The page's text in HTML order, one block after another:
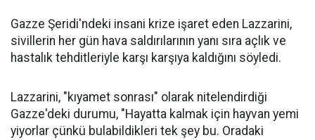
Gazze Şeridi'ndeki insani krize işaret eden Lazzarini,
sivillerin her gün hava saldırılarının yanı sıra açlık ve
hastalık tehditleriyle karşı karşıya kaldığını söyledi.
Lazzarini, "kıyamet sonrası" olarak nitelendirdiği
Gazze'deki durumu, "Hayatta kalmak için hayvan yemi
yiyorlar çünkü bulabildikleri tek şey bu. Oradaki